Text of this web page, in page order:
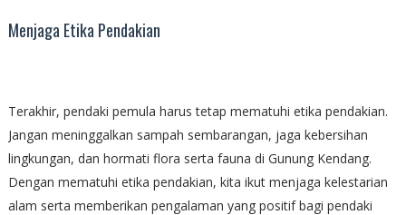
Menjaga Etika Pendakian
Terakhir, pendaki pemula harus tetap mematuhi etika pendakian.
Jangan meninggalkan sampah sembarangan, jaga kebersihan
lingkungan, dan hormati flora serta fauna di Gunung Kendang.
Dengan mematuhi etika pendakian, kita ikut menjaga kelestarian
alam serta memberikan pengalaman yang positif bagi pendaki